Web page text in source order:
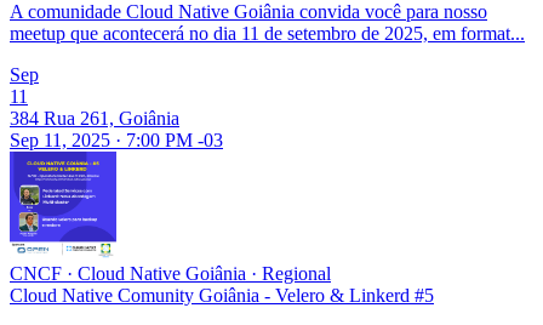
A comunidade Cloud Native Goiânia convida você para nosso
meetup que acontecerá no dia 11 de setembro de 2025, em format...
Sep
11
384 Rua 261, Goiânia
Sep 11, 2025 · 7:00 PM -03
CNCF · Cloud Native Goiânia · Regional
Cloud Native Comunity Goiânia - Velero & Linkerd #5